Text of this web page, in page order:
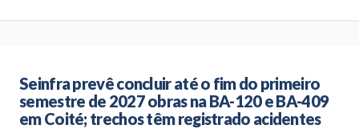
Seinfra prevê concluir até o fim do primeiro
semestre de 2027 obras na BA-120 e BA-409
em Coité; trechos têm registrado acidentes